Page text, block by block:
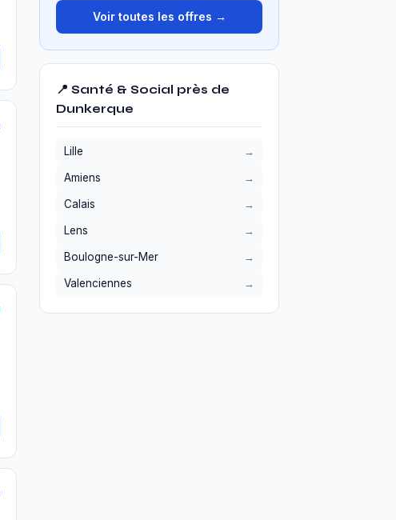
Voir toutes les offres →
📍 Santé & Social près de
Dunkerque
Lille
Amiens
Calais
Lens
Boulogne-sur-Mer
Valenciennes